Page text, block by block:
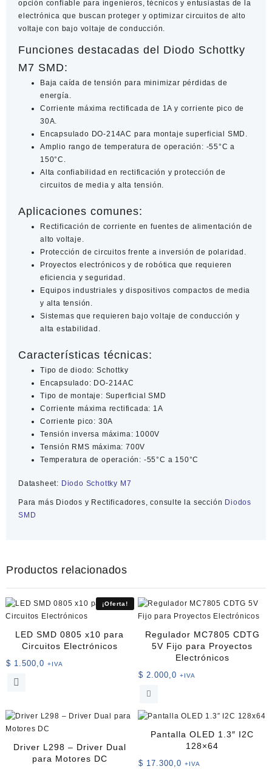
opción confiable para ingenieros, técnicos y entusiastas de la
electrónica que buscan proteger y optimizar circuitos de alto
voltaje con bajo voltaje de conducción.
Funciones destacadas del Diodo Schottky
M7 SMD:
Baja caída de tensión para minimizar pérdidas de
energía.
Corriente máxima rectificada de 1A y corriente pico de
30A.
Encapsulado DO-214AC para montaje superficial SMD.
Amplio rango de temperatura de operación: -55°C a
150°C.
Alta confiabilidad en rectificación y protección de
circuitos de media y alta tensión.
Aplicaciones comunes:
Rectificación de corriente en fuentes de alimentación de
alto voltaje.
Protección de circuitos frente a inversión de polaridad.
Proyectos electrónicos y de robótica que requieren
eficiencia y seguridad.
Equipos industriales y dispositivos compactos de media
y alta tensión.
Sistemas que requieren bajo voltaje de conducción y
alta estabilidad.
Características técnicas:
Tipo de diodo: Schottky
Encapsulado: DO-214AC
Tipo de montaje: Superficial SMD
Corriente máxima rectificada: 1A
Corriente pico: 30A
Tensión inversa máxima: 1000V
Tensión RMS máxima: 700V
Temperatura de operación: -55°C a 150°C
Datasheet: Diodo Schottky M7
Para más Diodos y Rectificadores, consulte la sección Diodos
SMD
Productos relacionados
¡Oferta!
LED SMD 0805 x10 para
Circuitos Electrónicos
$ 1.500,0 +IVA
Este
múltiples
variantes.
Las
opciones
Regulador MC7805 CDTG
5V Fijo para Proyectos
Electrónicos
$ 2.000,0 +IVA
Driver L298 – Driver Dual
para Motores DC
Pantalla OLED 1.3″ I2C
128×64
$ 17.300,0 +IVA